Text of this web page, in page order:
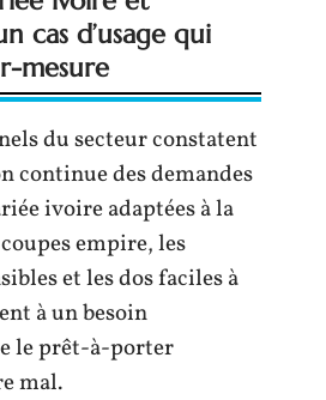
cas d’usage qui
mesure
du secteur constatent
continue des demandes
ivoire adaptées à la
empire, les
et les dos faciles à
à un besoin
le prêt-à-porter
mal.